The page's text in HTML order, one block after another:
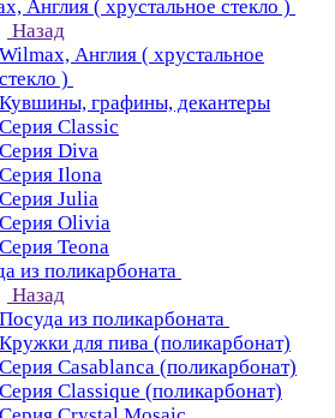
Англия ( хрустальное стекло )
Назад
Wilmax, Англия ( хрустальное
стекло )
Кувшины, графины, декантеры
Серия Classic
Серия Diva
Серия Ilona
Серия Julia
Серия Olivia
Серия Teona
из поликарбоната
Назад
Посуда из поликарбоната
Кружки для пива (поликарбонат)
Серия Casablanсa (поликарбонат)
Серия Classique (поликарбонат)